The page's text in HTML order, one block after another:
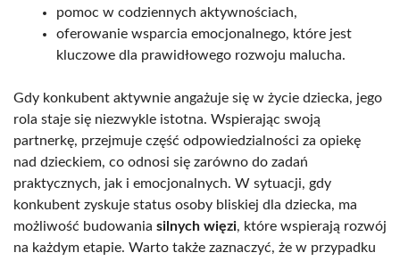
pomoc w codziennych aktywnościach,
oferowanie wsparcia emocjonalnego, które jest
kluczowe dla prawidłowego rozwoju malucha.
Gdy konkubent aktywnie angażuje się w życie dziecka, jego
rola staje się niezwykle istotna. Wspierając swoją
partnerkę, przejmuje część odpowiedzialności za opiekę
nad dzieckiem, co odnosi się zarówno do zadań
praktycznych, jak i emocjonalnych. W sytuacji, gdy
konkubent zyskuje status osoby bliskiej dla dziecka, ma
możliwość budowania silnych więzi, które wspierają rozwój
na każdym etapie. Warto także zaznaczyć, że w przypadku